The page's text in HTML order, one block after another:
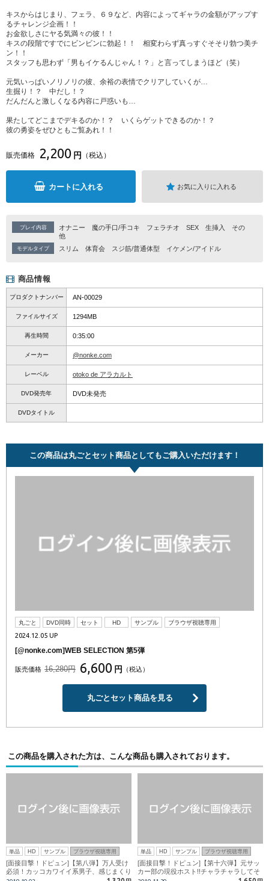
キスからはじまり、フェラ、６９など、内容によってギャラの金額がアップす
るチャレンジ企画！！
お金欲しさにヤる気満々の彼！！
キスの段階ですでにビンビンに勃起！！ 相変わらず真っすぐそそり勃つ美チ
ン！！
スタッフも思わず「男もイケるんじゃん！？」と言ってしまうほど（笑）
元気いっぱいノリノリの彼、余裕の表情でクリアしていくが…
生掘り！？ 中だし！？
だんだんと激しくなる内容に戸惑いも…
果たしてどこまでデキるのか！？ いくらゲットできるのか！？
彼の勇姿をぜひともご覧あれ！！
販売価格 2,200 円 （税込）
カートに入れる お気に入りに入れる
プレイ内容 オナニー 魔の手口/手コキ フェラチオ SEX 生挿入
その
他
モデルタイプ スリム 体育会 スジ筋/普通体型 イケメン/アイドル
商品情報
プロダクトナンバー AN-00029
ファイルサイズ 1294MB
再生時間 0:35:00
メーカー @nonke.com
レーベル otoko de アラカルト
DVD発売年 DVD未発売
DVDタイトル
この商品は丸ごとセット商品としてもご購入いただけます！
丸ごと DVD同時 セット HD サンプル ブラウザ視聴専用
2024.12.05 UP
[@nonke.com]WEB SELECTION 第5弾
販売価格 16,280円 6,600 円 （税込）
丸ごとセット商品を見る
この商品を購入された方は、こんな商品も購入されております。
単品 HD サンプル ブラウザ視聴専用
[面接目撃！ドピュン]【第八弾】万人受け
必須！カッコカワイイ系男子、感じまくり
単品 HD サンプル ブラウザ視聴専用
[面接目撃！ドピュン]【第十六弾】元サッ
カー部の現役ホスト!!チャラチャラしてそ